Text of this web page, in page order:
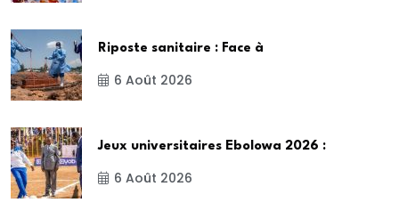
Riposte sanitaire : Face à
6 Août 2026
Jeux universitaires Ebolowa 2026 :
6 Août 2026